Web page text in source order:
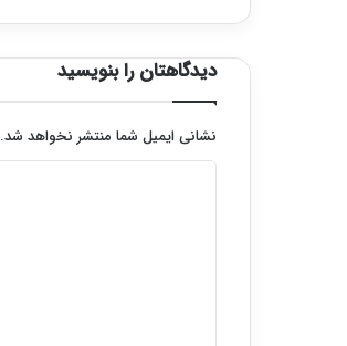
دیدگاهتان را بنویسید
نشانی ایمیل شما منتشر نخواهد شد.